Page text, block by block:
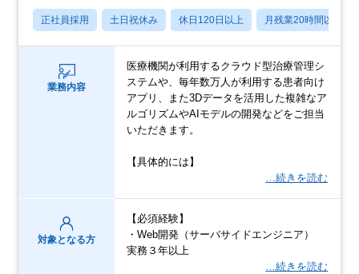
正社員採用 土日祝休み 休日120日以上 月残業20時間以内
業務内容
医療機関が利用するクラウド型治療管理シ
ステムや、毎年数万人が利用する患者向け
アプリ、また3Dデータを活用した複雑なア
ルゴリズムやAIモデルの開発などをご担当
いただきます。
【具体的には】
…続きを読む
対象となる方
【必須経験】
・Web開発（サーバサイドエンジニア）
実務３年以上
…続きを読む